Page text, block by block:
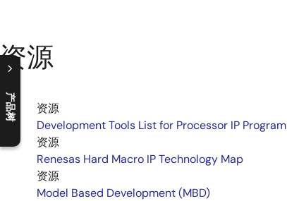
产品树
C
l
o
s
e
p
r
o
d
u
c
t
t
r
e
e
m
e
n
O
p
e
n
p
r
o
d
u
c
t
t
r
e
e
m
e
n
资源
资源
Development Tools List for Processor IP Program
资源
Renesas Hard Macro IP Technology Map
资源
Model Based Development (MBD)